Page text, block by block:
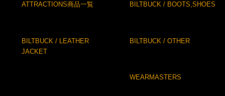
ATTRACTIONS商品一覧 BILTBUCK / BOOTS,SHOES
BILTBUCK / LEATHER
JACKET
BILTBUCK / OTHER
WEARMASTERS